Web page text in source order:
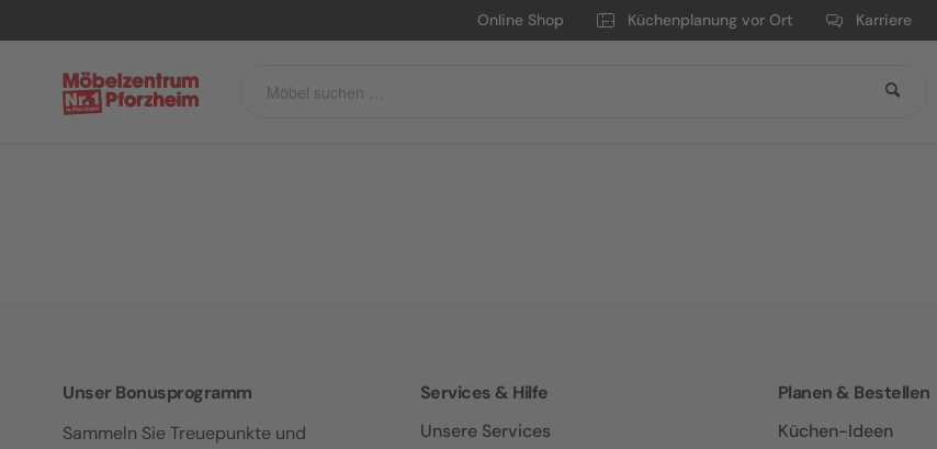
Online Shop Küchenplanung vor Ort Karriere
Unser Bonusprogramm
Sammeln Sie Treuepunkte und
Services & Hilfe
Unsere Services
Planen & Bestellen
Küchen-Ideen